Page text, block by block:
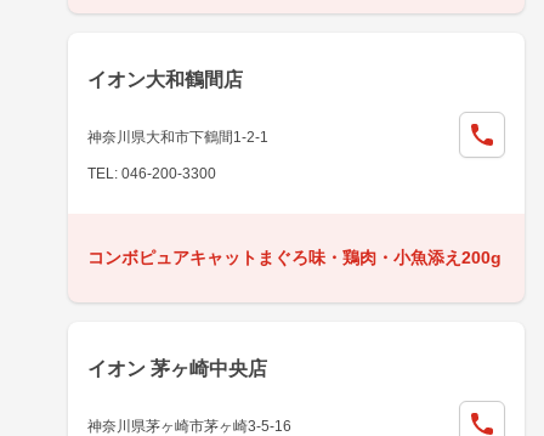
イオン大和鶴間店
神奈川県大和市下鶴間1-2-1
TEL: 046-200-3300
コンボピュアキャットまぐろ味・鶏肉・小魚添え200g
イオン 茅ヶ崎中央店
神奈川県茅ヶ崎市茅ヶ崎3-5-16